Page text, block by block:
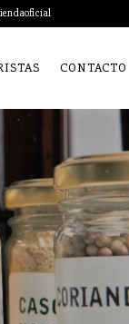
CONTACTO